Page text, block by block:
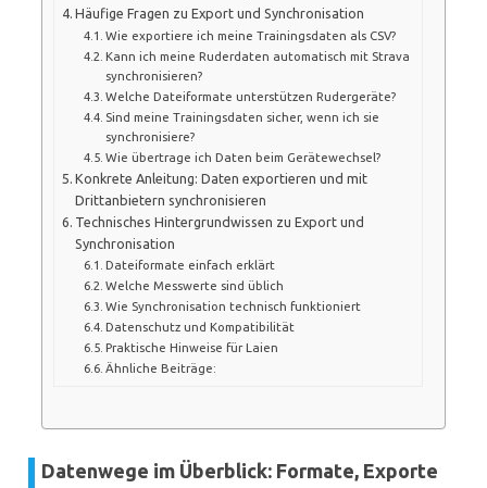
Häufige Fragen zu Export und Synchronisation
Wie exportiere ich meine Trainingsdaten als CSV?
Kann ich meine Ruderdaten automatisch mit Strava
synchronisieren?
Welche Dateiformate unterstützen Rudergeräte?
Sind meine Trainingsdaten sicher, wenn ich sie
synchronisiere?
Wie übertrage ich Daten beim Gerätewechsel?
Konkrete Anleitung: Daten exportieren und mit
Drittanbietern synchronisieren
Technisches Hintergrundwissen zu Export und
Synchronisation
Dateiformate einfach erklärt
Welche Messwerte sind üblich
Wie Synchronisation technisch funktioniert
Datenschutz und Kompatibilität
Praktische Hinweise für Laien
Ähnliche Beiträge:
Datenwege im Überblick: Formate, Exporte